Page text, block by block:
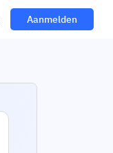
Aanmelden